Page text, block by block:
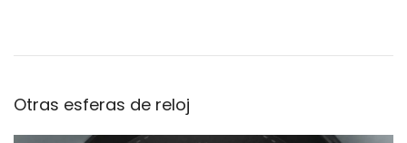
Otras esferas de reloj